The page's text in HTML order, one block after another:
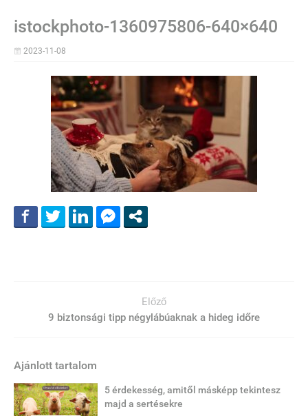
istockphoto-1360975806-640×640
2023-11-08
Előző
9 biztonsági tipp négylábúaknak a hideg időre
Ajánlott tartalom
5 érdekesség, amitől másképp tekintesz
majd a sertésekre